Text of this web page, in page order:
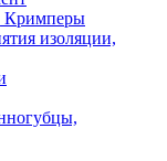
изоляции,